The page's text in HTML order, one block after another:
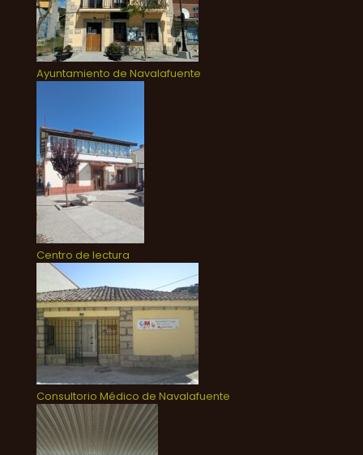
Ayuntamiento de Navalafuente
Centro de lectura
Consultorio Médico de Navalafuente